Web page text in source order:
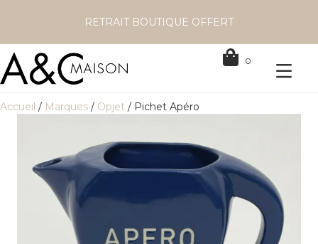
RETRAIT BOUTIQUE OFFERT
0
Accueil / Marques / Opjet / Pichet Apéro